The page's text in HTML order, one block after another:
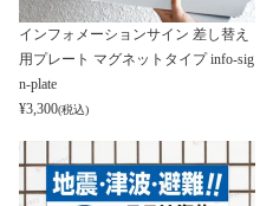
インフォメーションサイン 差し替え
用プレート マグネットタイプ info-sig
n-plate
¥3,300(税込)